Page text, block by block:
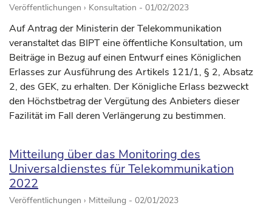
Veröffentlichungen › Konsultation - 01/02/2023
Auf Antrag der Ministerin der Telekommunikation
veranstaltet das BIPT eine öffentliche Konsultation, um
Beiträge in Bezug auf einen Entwurf eines Königlichen
Erlasses zur Ausführung des Artikels 121/1, § 2, Absatz
2, des GEK, zu erhalten. Der Königliche Erlass bezweckt
den Höchstbetrag der Vergütung des Anbieters dieser
Fazilität im Fall deren Verlängerung zu bestimmen.
Mitteilung über das Monitoring des
Universaldienstes für Telekommunikation
2022
Veröffentlichungen › Mitteilung - 02/01/2023